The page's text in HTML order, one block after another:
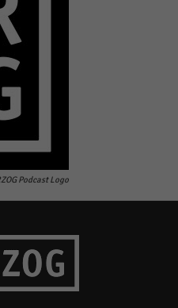
Podcast Logo